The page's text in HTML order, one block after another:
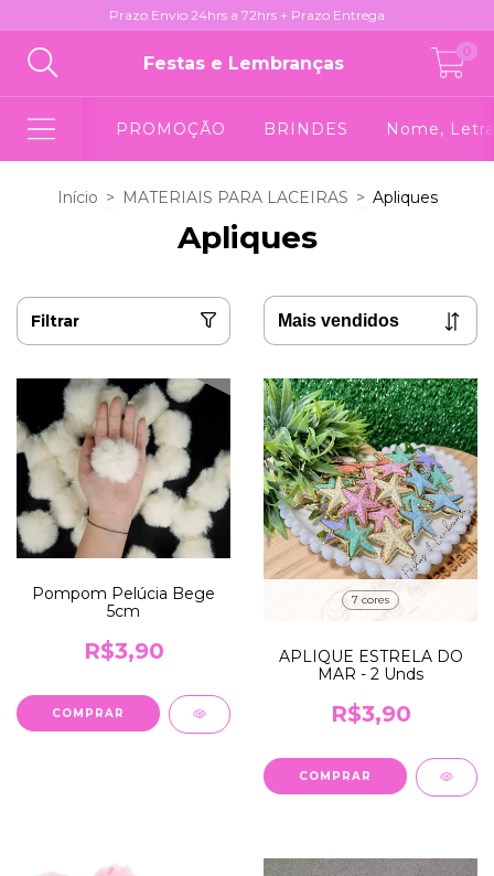
Prazo Envio 24hrs a 72hrs + Prazo Entrega
Festas e Lembranças
0
PROMOÇÃO BRINDES Nome,
Início > MATERIAIS PARA LACEIRAS > Apliques
Apliques
Filtrar
Pompom Pelúcia Bege
5cm
R$3,90
7 cores
APLIQUE ESTRELA DO
MAR - 2 Unds
R$3,90
COMPRAR